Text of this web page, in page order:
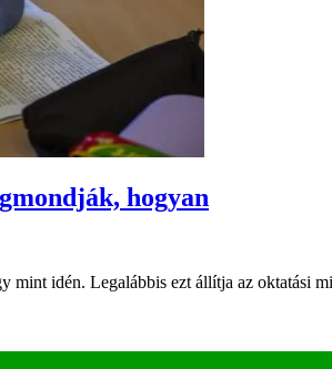
hogyan
mint idén. Legalábbis ezt állítja az